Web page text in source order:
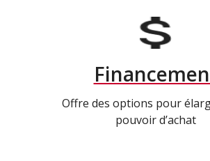
Offre des options pour
pouvoir d’achat